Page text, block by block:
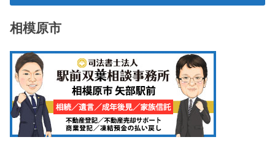
相模原市